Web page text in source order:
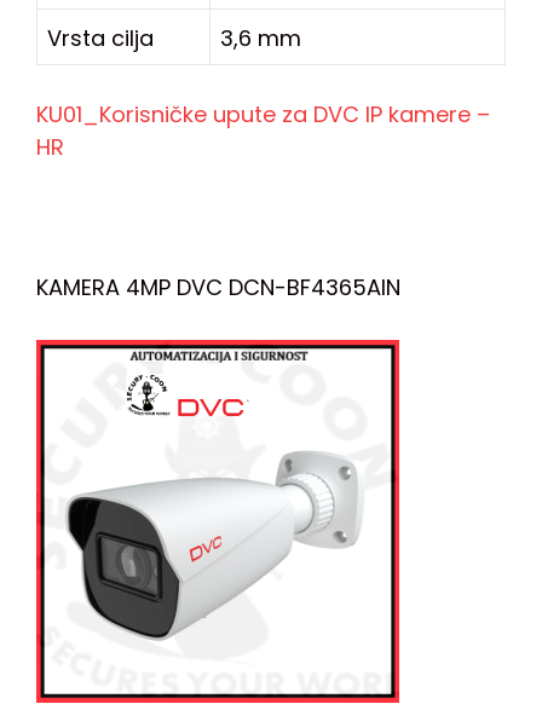
Vrsta cilja
3,6 mm
KU01_Korisničke upute za DVC IP kamere –
HR
KAMERA 4MP DVC DCN-BF4365AIN